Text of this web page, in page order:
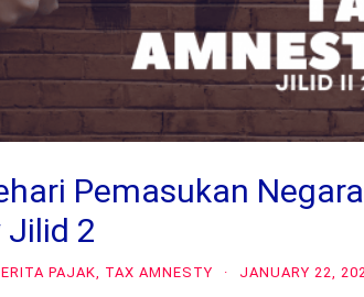
Pemasukan
2
PAJAK TAX AMNESTY · JANUARY 22,